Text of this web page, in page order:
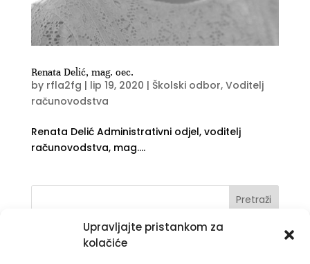
Upravljajte pristankom za
kolačiće
Renata Delić, mag. oec.
by rfla2fg | lip 19, 2020 | Školski odbor, Voditelj
računovodstva
Renata Delić Administrativni odjel, voditelj
računovodstva, mag....
Nove objave